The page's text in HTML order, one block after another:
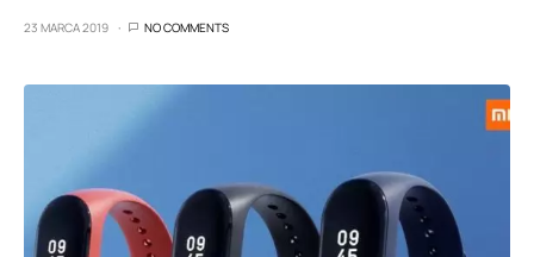
23 MARCA 2019 NO COMMENTS